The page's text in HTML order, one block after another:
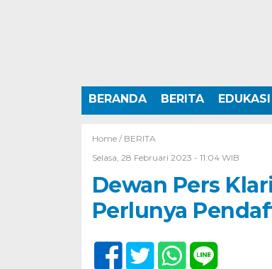
BERANDA BERITA EDUKASI
Home / BERITA
Selasa, 28 Februari 2023 - 11:04 WIB
Dewan Pers
Perlunya